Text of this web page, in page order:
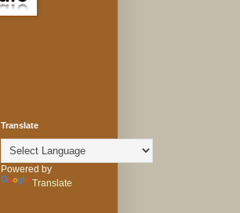
Translate
Powered by
Translate